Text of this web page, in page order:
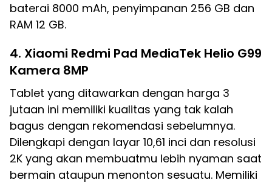
baterai 8000 mAh, penyimpanan 256 GB dan
RAM 12 GB.
4. Xiaomi Redmi Pad MediaTek Helio G99
Kamera 8MP
Tablet yang ditawarkan dengan harga 3
jutaan ini memiliki kualitas yang tak kalah
bagus dengan rekomendasi sebelumnya.
Dilengkapi dengan layar 10,61 inci dan resolusi
2K yang akan membuatmu lebih nyaman saat
bermain ataupun menonton sesuatu. Memiliki